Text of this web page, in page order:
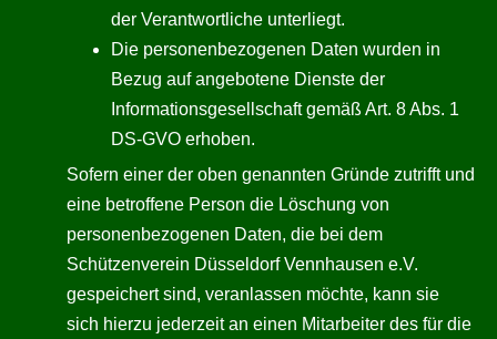
der Verantwortliche unterliegt.
Die personenbezogenen Daten wurden in
Bezug auf angebotene Dienste der
Informationsgesellschaft gemäß Art. 8 Abs. 1
DS-GVO erhoben.
Sofern einer der oben genannten Gründe zutrifft und
eine betroffene Person die Löschung von
personenbezogenen Daten, die bei dem
Schützenverein Düsseldorf Vennhausen e.V.
gespeichert sind, veranlassen möchte, kann sie
sich hierzu jederzeit an einen Mitarbeiter des für die